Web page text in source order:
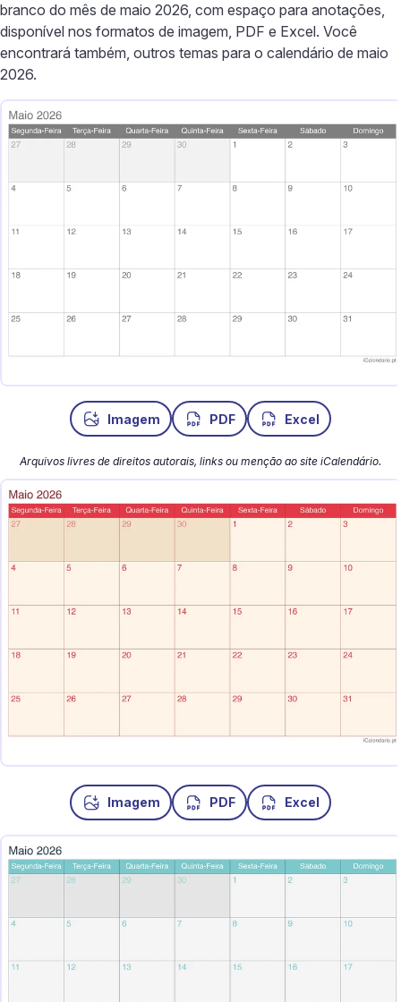
branco do mês de maio 2026, com espaço para anotações,
disponível nos formatos de imagem, PDF e Excel. Você
encontrará também, outros temas para o calendário de maio
2026.
Imagem PDF Excel
Arquivos livres de direitos autorais, links ou menção ao site iCalendário.
Imagem PDF Excel